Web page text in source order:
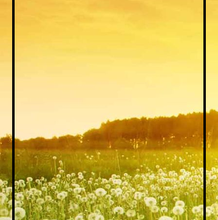
IMG_20200226_123817